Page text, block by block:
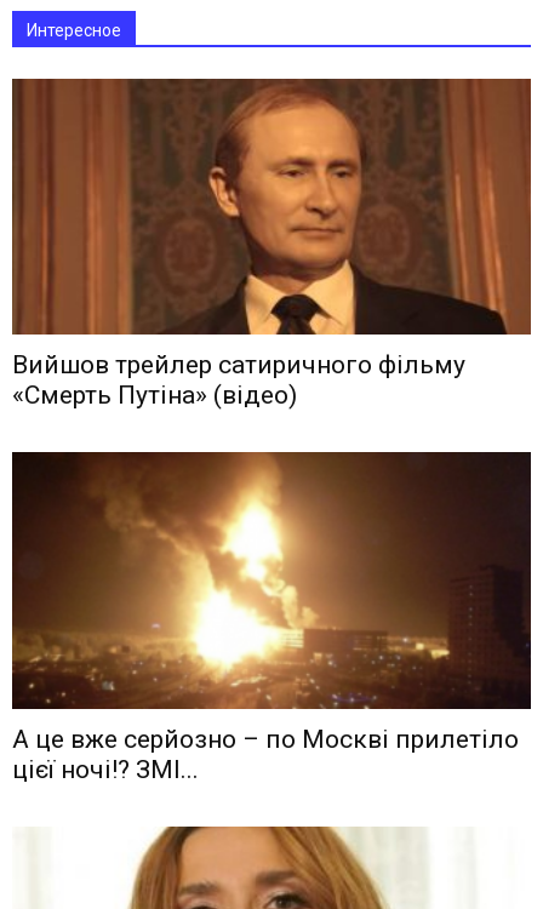
Интересное
Вийшов трейлер сатиричного фільму
«Смерть Путіна» (відео)
А це вже серйозно – по Москві прилетіло
цієї ночі!? ЗМІ...